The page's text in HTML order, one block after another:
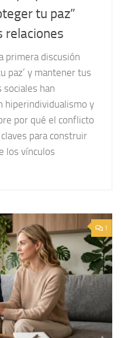
tu paz”
relaciones
primera discusión
paz’ y mantener tus
sociales han
hiperindividualismo y
por qué el conflicto
para construir
los vínculos
1